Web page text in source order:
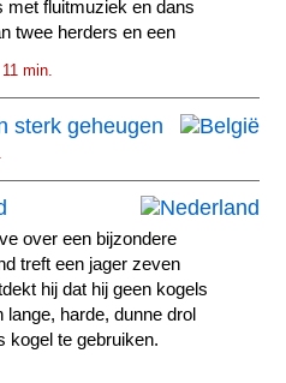
fluitmuziek en dans
twee herders en een
min.
sterk geheugen
over een bijzondere
treft een jager zeven
hij dat hij geen kogels
harde, dunne drol
kogel te gebruiken.